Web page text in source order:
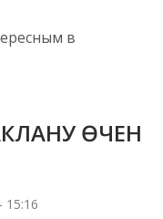
в
ӨЧЕН
15:16